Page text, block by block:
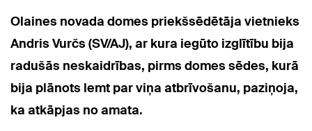
Olaines novada domes priekšsēdētāja vietnieks
Andris Vurčs (SV/AJ), ar kura iegūto izglītību bija
radušās neskaidrības, pirms domes sēdes, kurā
bija plānots lemt par viņa atbrīvošanu, paziņoja,
ka atkāpjas no amata.